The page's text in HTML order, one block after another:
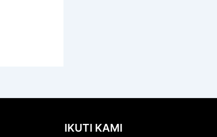
IKUTI KAMI